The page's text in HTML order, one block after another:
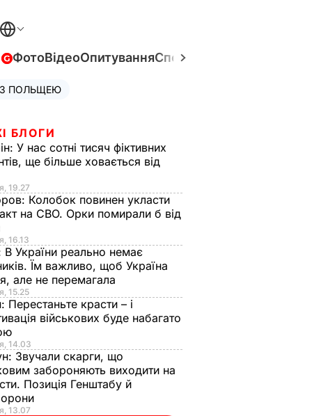
ФотоВідеоОпитуванняСпецпроєкти
ПОЛЬЩЕЮ
БЛОГИ
У нас сотні тисяч фіктивних
ще більше ховається від
19.27
Колобок повинен укласти
на СВО. Орки помирали б від
16.13
В України реально немає
Їм важливо, щоб Україна
але не перемагала
15.25
Перестаньте красти – і
військових буде набагато
14.03
Звучали скарги, що
забороняють виходити на
Позиція Генштабу й
13.07